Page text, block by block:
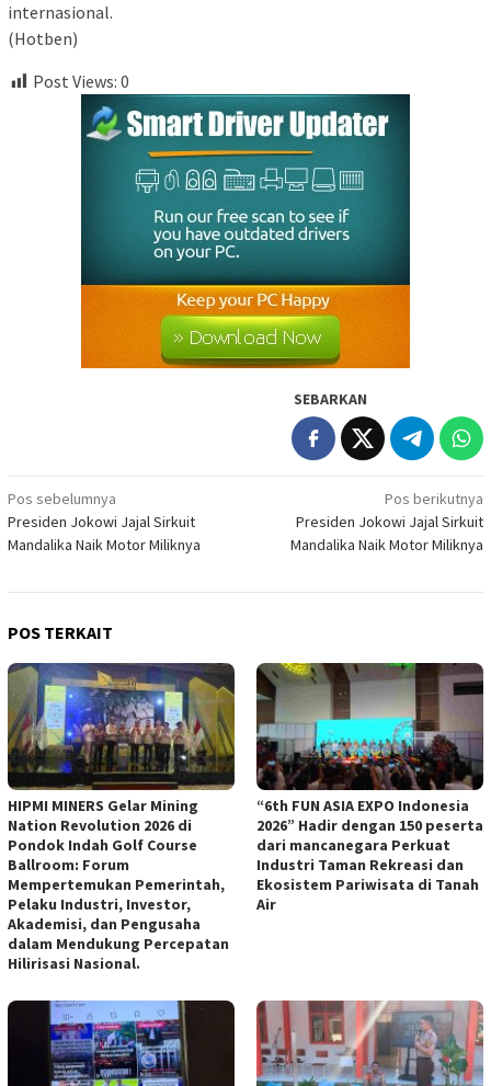
internasional.
(Hotben)
Post Views: 0
SEBARKAN
Navigasi
pos
Pos sebelumnya
Presiden Jokowi Jajal Sirkuit
Mandalika Naik Motor Miliknya
Pos berikutnya
Presiden Jokowi Jajal Sirkuit
Mandalika Naik Motor Miliknya
POS TERKAIT
HIPMI MINERS Gelar Mining
Nation Revolution 2026 di
Pondok Indah Golf Course
Ballroom: Forum
Mempertemukan Pemerintah,
Pelaku Industri, Investor,
Akademisi, dan Pengusaha
dalam Mendukung Percepatan
Hilirisasi Nasional.
“6th FUN ASIA EXPO Indonesia
2026” Hadir dengan 150 peserta
dari mancanegara Perkuat
Industri Taman Rekreasi dan
Ekosistem Pariwisata di Tanah
Air